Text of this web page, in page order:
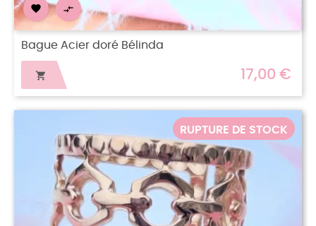
 
Bague Acier doré Bélinda
 17,00 €
RUPTURE DE STOCK